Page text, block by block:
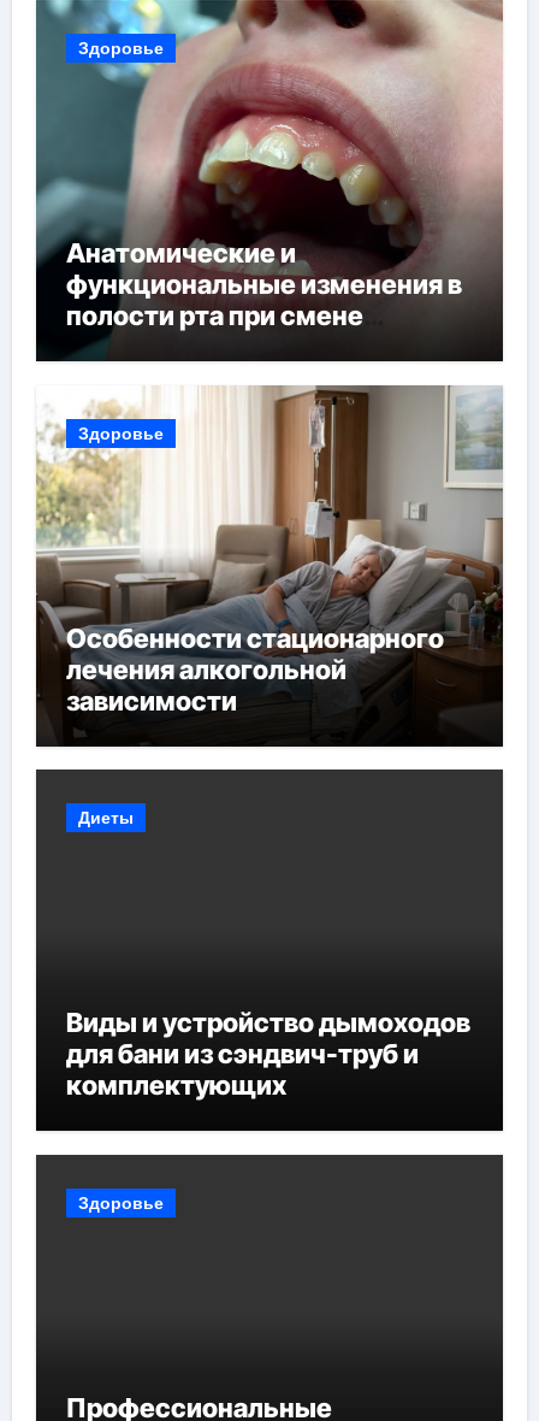
Здоровье
Анатомические и
функциональные изменения в
полости рта при смене
прикуса
Здоровье
Особенности стационарного
лечения алкогольной
зависимости
Диеты
Виды и устройство дымоходов
для бани из сэндвич-труб и
комплектующих
Здоровье
Профессиональные